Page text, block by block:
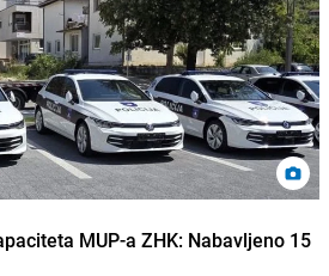
MUP-a ZHK: Nabavljeno 15